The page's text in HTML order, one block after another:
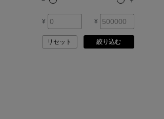
FIRENZE
AURALEE
¥ ¥
リセット 絞り込む